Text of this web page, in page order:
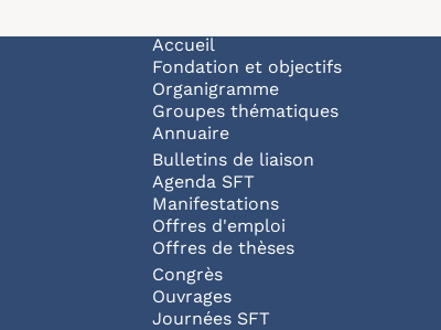
Navigation principale
Accueil
Fondation et objectifs
Organigramme
Groupes thématiques
Annuaire
Bulletins de liaison
Agenda SFT
Manifestations
Offres d'emploi
Offres de thèses
Congrès
Ouvrages
Journées SFT